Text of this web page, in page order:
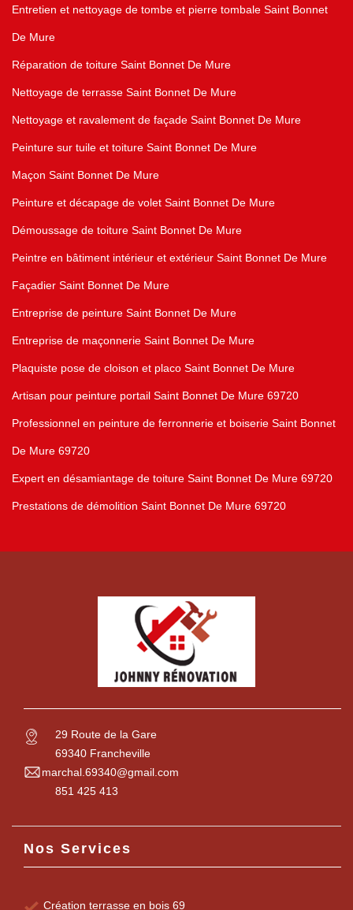
Entretien et nettoyage de tombe et pierre tombale Saint Bonnet
De Mure
Réparation de toiture Saint Bonnet De Mure
Nettoyage de terrasse Saint Bonnet De Mure
Nettoyage et ravalement de façade Saint Bonnet De Mure
Peinture sur tuile et toiture Saint Bonnet De Mure
Maçon Saint Bonnet De Mure
Peinture et décapage de volet Saint Bonnet De Mure
Démoussage de toiture Saint Bonnet De Mure
Peintre en bâtiment intérieur et extérieur Saint Bonnet De Mure
Façadier Saint Bonnet De Mure
Entreprise de peinture Saint Bonnet De Mure
Entreprise de maçonnerie Saint Bonnet De Mure
Plaquiste pose de cloison et placo Saint Bonnet De Mure
Artisan pour peinture portail Saint Bonnet De Mure 69720
Professionnel en peinture de ferronnerie et boiserie Saint Bonnet
De Mure 69720
Expert en désamiantage de toiture Saint Bonnet De Mure 69720
Prestations de démolition Saint Bonnet De Mure 69720
29 Route de la Gare
69340 Francheville
marchal.69340@gmail.com
851 425 413
Nos Services
Création terrasse en bois 69